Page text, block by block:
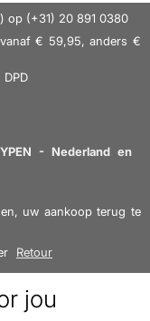
yet.
it.
op (+31) 20 891 0380
€ 59,95, anders €
- Nederland en
uw aankoop terug te
Retour
jou